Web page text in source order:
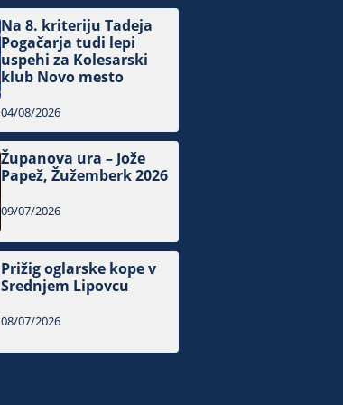
Na 8. kriteriju Tadeja
Pogačarja tudi lepi
uspehi za Kolesarski
klub Novo mesto
04/08/2026
Županova ura – Jože
Papež, Žužemberk 2026
09/07/2026
Prižig oglarske kope v
Srednjem Lipovcu
08/07/2026